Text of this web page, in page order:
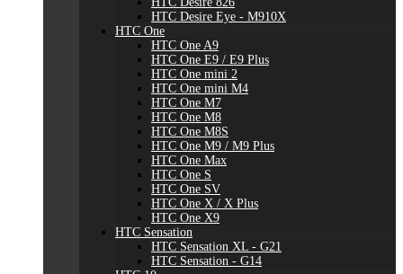
HTC Desire Eye - M910X
HTC One
HTC One A9
HTC One E9 / E9 Plus
HTC One mini 2
HTC One mini M4
HTC One M7
HTC One M8
HTC One M8S
HTC One M9 / M9 Plus
HTC One Max
HTC One S
HTC One SV
HTC One X / X Plus
HTC One X9
HTC Sensation
HTC Sensation XL - G21
HTC Sensation - G14